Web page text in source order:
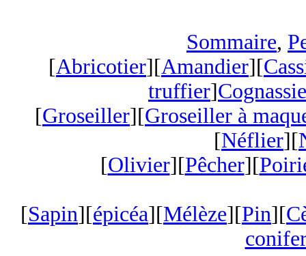
Sommaire,
[Abricotier][Amandier][
truffier]
[Groseiller][Groseiller à
[Néflier][
[Olivier][Pêcher][
[Sapin][épicéa][Mélèze][Pin][